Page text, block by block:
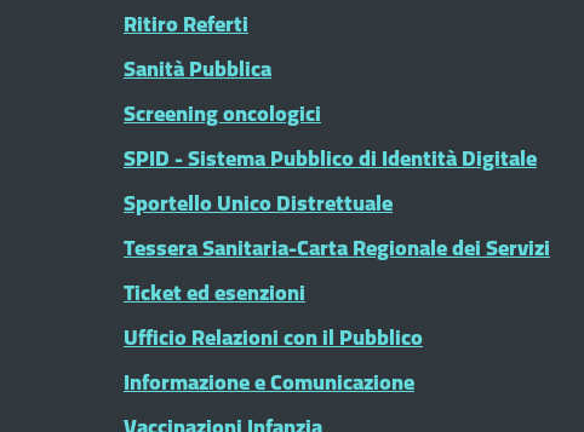
Ritiro Referti
Sanità Pubblica
Screening oncologici
SPID - Sistema Pubblico di Identità Digitale
Sportello Unico Distrettuale
Tessera Sanitaria-Carta Regionale dei Servizi
Ticket ed esenzioni
Ufficio Relazioni con il Pubblico
Informazione e Comunicazione